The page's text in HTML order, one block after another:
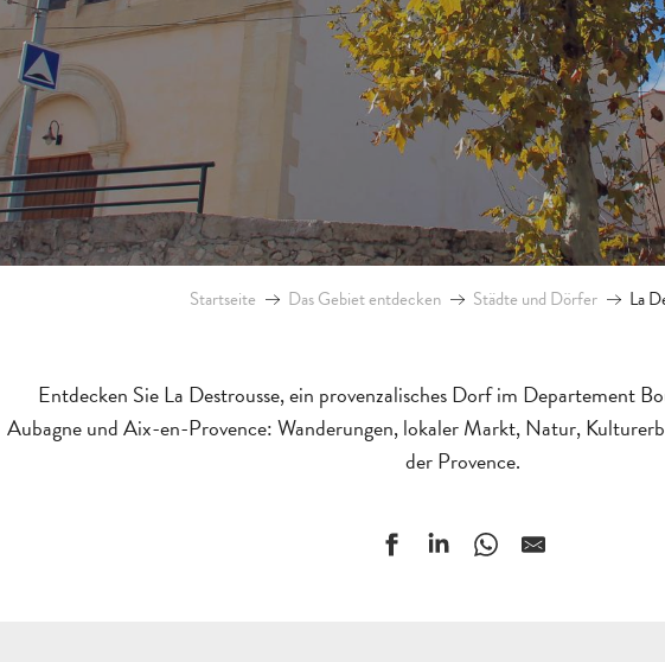
Startseite Das Gebiet entdecken Städte und Dörfer La
Entdecken Sie La Destrousse, ein provenzalisches Dorf im Departement
Aubagne und Aix-en-Provence: Wanderungen, lokaler Markt, Natur,
der Provence.